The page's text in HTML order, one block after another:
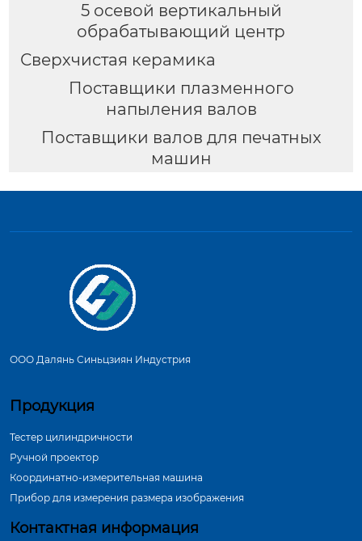
5 осевой вертикальный
обрабатывающий центр
Сверхчистая керамика
Поставщики плазменного
напыления валов
Поставщики валов для печатных
машин
ООО Далянь Синьцзиян Индустрия
Продукция
Тестер цилиндричности
Ручной проектор
Координатно-измерительная машина
Прибор для измерения размера изображения
Контактная информация